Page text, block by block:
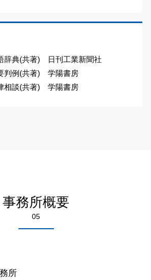
辞典(共著) 日刊工業新聞社
判例(共著) 学陽書房
相談(共著) 学陽書房
事務所概要
05
所